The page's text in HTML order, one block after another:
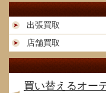
出張買取
店舗買取
買い替えるオー